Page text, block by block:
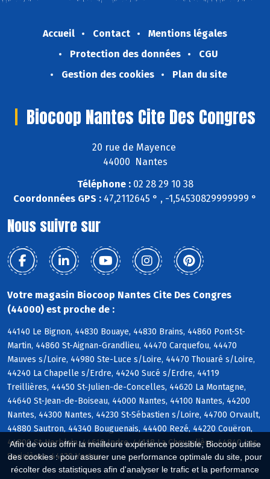
Afin de vous offrir la meilleure expérience possible, Biocoop utilise
des cookies : pour assurer une performance optimale du site, pour
récolter des statistiques afin d'analyser le trafic et la performance
Accueil Contact
Mentions légales
Protection des données
CGU
Gestion des cookies
Plan du site
Biocoop Nantes Cite Des Congres
20 rue de Mayence
44000 Nantes
Téléphone :02 28 29 10 38
Coordonnées GPS : 47,2112645 ° , -1,54530829999999 °
Nous suivre sur
Votre magasin Biocoop Nantes Cite Des Congres
(44000) est proche de :
44140 Le Bignon, 44830 Bouaye, 44830 Brains, 44860 Pont-St-
Martin, 44860 St-Aignan-Grandlieu, 44470 Carquefou, 44470
Mauves s/Loire, 44980 Ste-Luce s/Loire, 44470 Thouaré s/Loire,
44240 La Chapelle s/Erdre, 44240 Sucé s/Erdre, 44119
Treillières, 44450 St-Julien-de-Concelles, 44620 La Montagne,
44640 St-Jean-de-Boiseau, 44000 Nantes, 44100 Nantes, 44200
Nantes, 44300 Nantes, 44230 St-Sébastien s/Loire, 44700 Orvault,
44880 Sautron, 44340 Bouguenais, 44400 Rezé, 44220 Couëron,
44800 St-Herblain, 44610 Indre, 44118 La Chevrolière, 44840 Les
Sorinières, 44120 Vertou